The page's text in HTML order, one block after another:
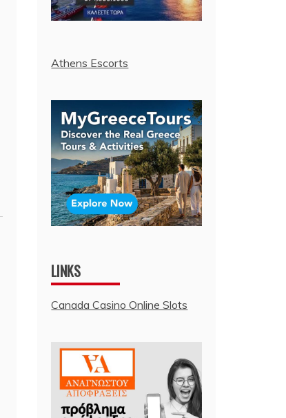
Athens Escorts
LINKS
Canada Casino Online Slots